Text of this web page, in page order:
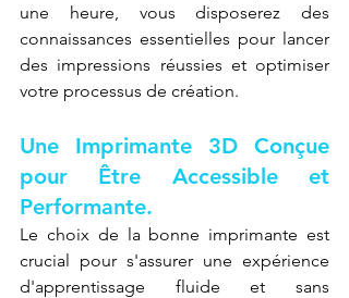
une heure, vous disposerez des
connaissances essentielles pour lancer
des impressions réussies et optimiser
votre processus de création.
Une Imprimante 3D Conçue
pour Être Accessible et
Performante.
Le choix de la bonne imprimante est
crucial pour s'assurer une expérience
d'apprentissage fluide et sans